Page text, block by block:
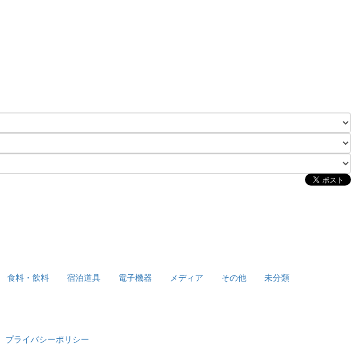
食料・飲料 宿泊道具 電子機器 メディア その他 未分類
プライバシーポリシー